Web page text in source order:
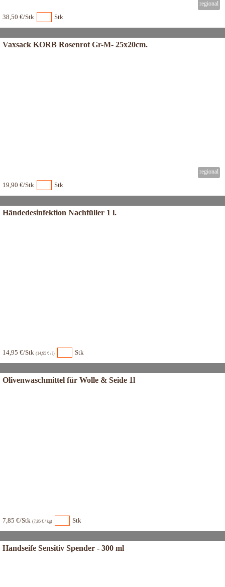
38,50 €/Stk Stk
Vaxsack KORB Rosenrot Gr-M- 25x20cm.
19,90 €/Stk Stk
Händedesinfektion Nachfüller 1 l.
14,95 €/Stk (14,95 € / l) Stk
Olivenwaschmittel für Wolle & Seide 1l
7,85 €/Stk (7,85 € / kg) Stk
Handseife Sensitiv Spender - 300 ml